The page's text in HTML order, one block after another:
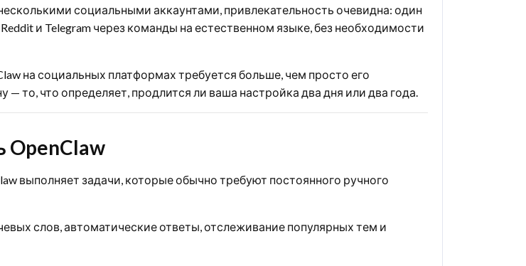
социальными аккаунтами, привлекательность очевидна: один
и Telegram через команды на естественном языке, без необходимости
на социальных платформах требуется больше, чем просто его
то, что определяет, продлится ли ваша настройка два дня или два года.
OpenClaw
выполняет задачи, которые обычно требуют постоянного ручного
слов, автоматические ответы, отслеживание популярных тем и